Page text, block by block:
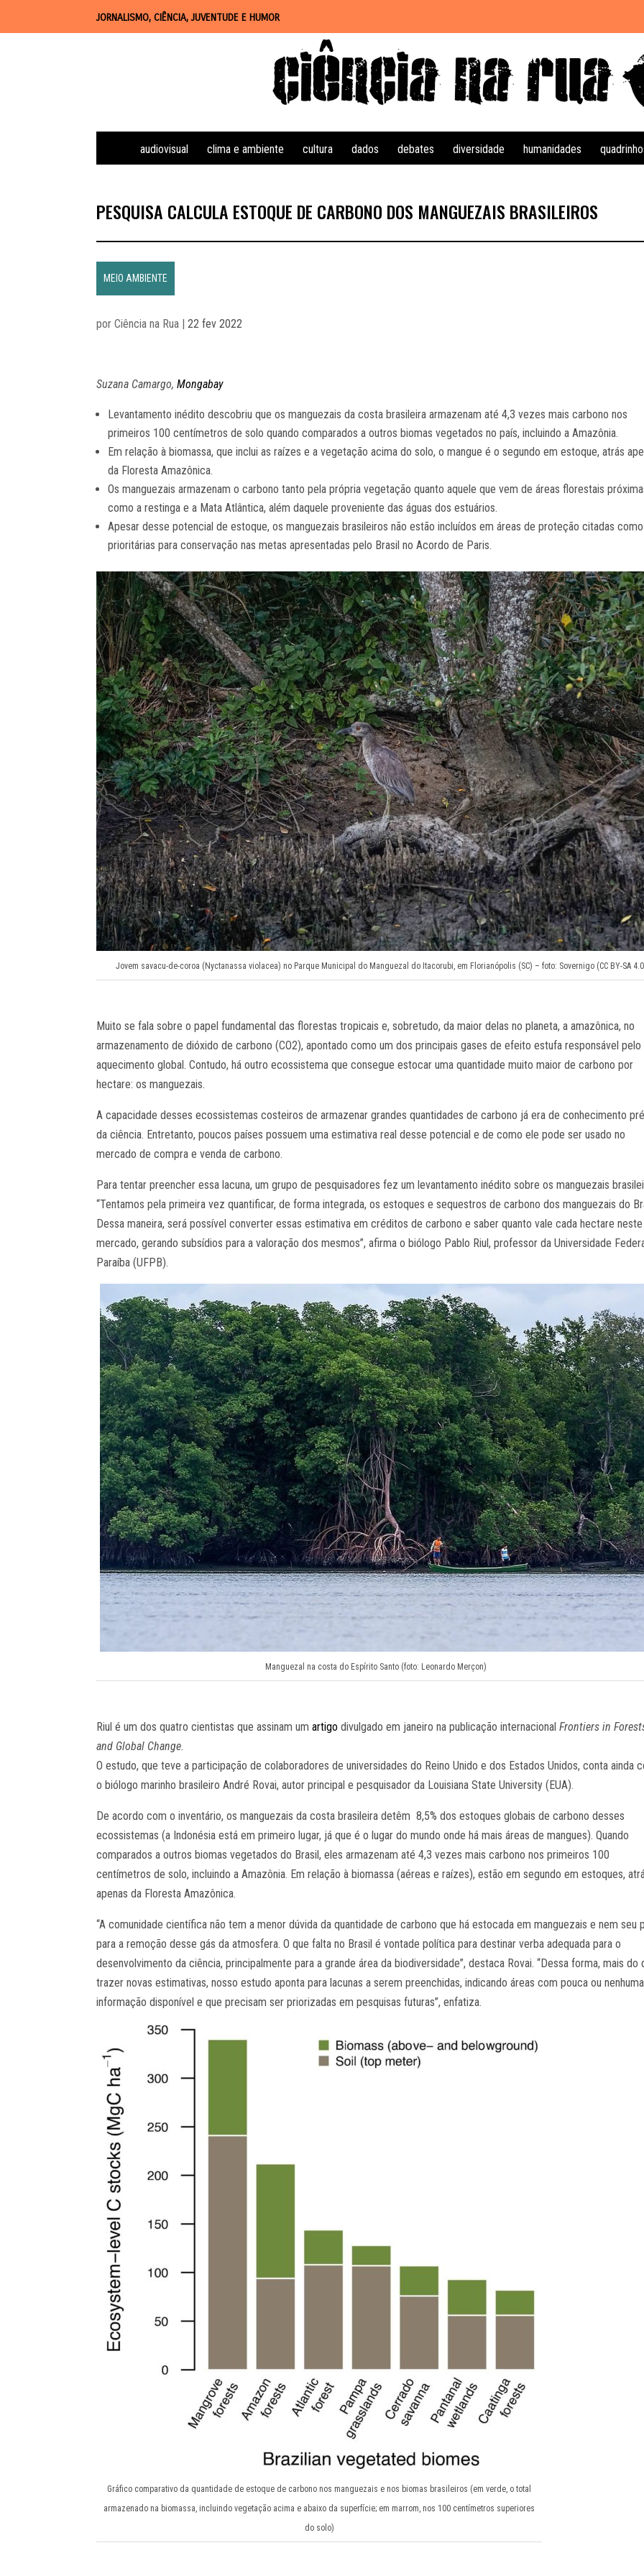
JORNALISMO, CIÊNCIA, JUVENTUDE E HUMOR
audiovisual clima e ambiente cultura dados debates diversidade humanidades
PESQUISA CALCULA ESTOQUE DE CARBONO DOS MANGUEZAIS BRASILEIROS
MEIO AMBIENTE
porCiência na Rua |22 fev 2022
Suzana Camargo,Mongabay
Levantamento inédito descobriu que os manguezais da costa brasileira armazenam até 4,3 vezes mais carbono nos
primeiros 100 centímetros de solo quando comparados a outros biomas vegetados no país, incluindo a Amazônia.
Em relação à biomassa, que inclui as raízes e a vegetação acima do solo, o mangue é o segundo em estoque, atrás
da Floresta Amazônica.
Os manguezais armazenam o carbono tanto pela própria vegetação quanto aquele que vem de áreas florestais
como a restinga e a Mata Atlântica, além daquele proveniente das águas dos estuários.
Apesar desse potencial de estoque, os manguezais brasileiros não estão incluídos em áreas de proteção citadas como
prioritárias para conservação nas metas apresentadas pelo Brasil no Acordo de Paris.
Jovem savacu-de-coroa (Nyctanassa violacea) no Parque Municipal do Manguezal do Itacorubi, em Florianópolis (SC) – foto: Sovernigo (CC BY-SA
Muito se fala sobre o papel fundamental das florestas tropicais e, sobretudo, da maior delas no planeta, a amazônica, no
armazenamento de dióxido de carbono (CO2), apontado como um dos principais gases de efeito estufa responsável pelo
aquecimento global. Contudo, há outro ecossistema que consegue estocar uma quantidade muito maior de carbono por
hectare: os manguezais.
A capacidade desses ecossistemas costeiros de armazenar grandes quantidades de carbono já era de conhecimento
da ciência. Entretanto, poucos países possuem uma estimativa real desse potencial e de como ele pode ser usado no
mercado de compra e venda de carbono.
Para tentar preencher essa lacuna, um grupo de pesquisadores fez um levantamento inédito sobre os manguezais
“Tentamos pela primeira vez quantificar, de forma integrada, os estoques e sequestros de carbono dos manguezais do
Dessa maneira, será possível converter essas estimativa em créditos de carbono e saber quanto vale cada hectare neste
mercado, gerando subsídios para a valoração dos mesmos”, afirma o biólogo Pablo Riul, professor da Universidade
Paraíba (UFPB).
Manguezal na costa do Espírito Santo (foto: Leonardo Merçon)
Riul é um dos quatro cientistas que assinam umartigo divulgado em janeiro na publicação internacionalFrontiers in
and Global Change.
O estudo, que teve a participação de colaboradores de universidades do Reino Unido e dos Estados Unidos, conta ainda
o biólogo marinho brasileiro André Rovai, autor principal e pesquisador da Louisiana State University (EUA).
De acordo com o inventário, os manguezais da costa brasileira detêm 8,5% dos estoques globais de carbono desses
ecossistemas (a Indonésia está em primeiro lugar, já que é o lugar do mundo onde há mais áreas de mangues). Quando
comparados a outros biomas vegetados do Brasil, eles armazenam até 4,3 vezes mais carbono nos primeiros 100
centímetros de solo, incluindo a Amazônia. Em relação à biomassa (aéreas e raízes), estão em segundo em estoques,
apenas da Floresta Amazônica.
“A comunidade científica não tem a menor dúvida da quantidade de carbono que há estocada em manguezais e nem seu
para a remoção desse gás da atmosfera. O que falta no Brasil é vontade política para destinar verba adequada para o
desenvolvimento da ciência, principalmente para a grande área da biodiversidade”, destaca Rovai. “Dessa forma, mais do
trazer novas estimativas, nosso estudo aponta para lacunas a serem preenchidas, indicando áreas com pouca ou nenhuma
informação disponível e que precisam ser priorizadas em pesquisas futuras”, enfatiza.
Gráfico comparativo da quantidade de estoque de carbono nos manguezais e nos biomas brasileiros (em verde, o total
armazenado na biomassa, incluindo vegetação acima e abaixo da superfície; em marrom, nos 100 centímetros superiores
do solo)